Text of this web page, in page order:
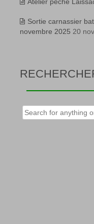
Sortie carnassier
novembre 2025 20
Rechercher :